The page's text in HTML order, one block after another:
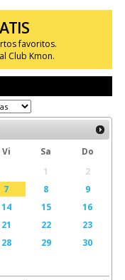
favoritos.
Club Kmon.
Vi Sa
Do
1
2
7 8
9
14 15
16
21 22
23
28 29
30